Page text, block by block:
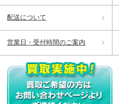
配送について
営業日・受付時間のご案内